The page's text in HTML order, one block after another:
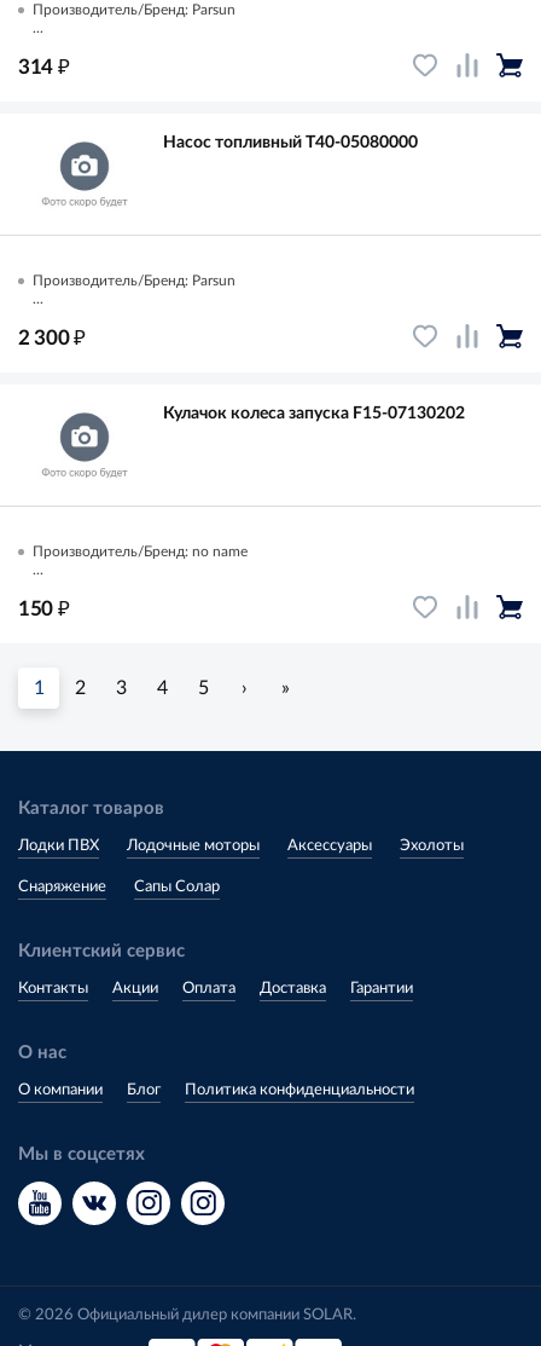
Производитель/Бренд: Parsun
...
314 ₽
Насос топливный T40-05080000
Производитель/Бренд: Parsun
...
2 300₽
Кулачок колеса запуска F15-07130202
Производитель/Бренд: no name
...
150 ₽
1 2 3 4 5 › »
Каталог товаров
Лодки ПВХ Лодочные моторы Аксессуары Эхолоты
Снаряжение Сапы Солар
Клиентский сервис
Контакты Акции Оплата Доставка Гарантии
О нас
О компании Блог Политика конфиденциальности
Мы в соцсетях
© 2026 Официальный дилер компании SOLAR.